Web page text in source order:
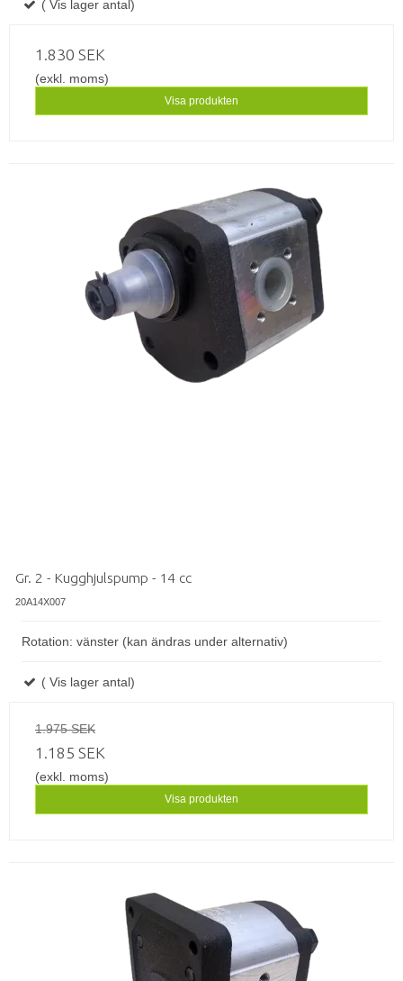
( Vis lager antal)
1.830 SEK
(exkl. moms)
Visa produkten
Gr. 2 - Kugghjulspump - 14 cc
20A14X007
Rotation: vänster (kan ändras under alternativ)
( Vis lager antal)
1.975 SEK
1.185 SEK
(exkl. moms)
Visa produkten